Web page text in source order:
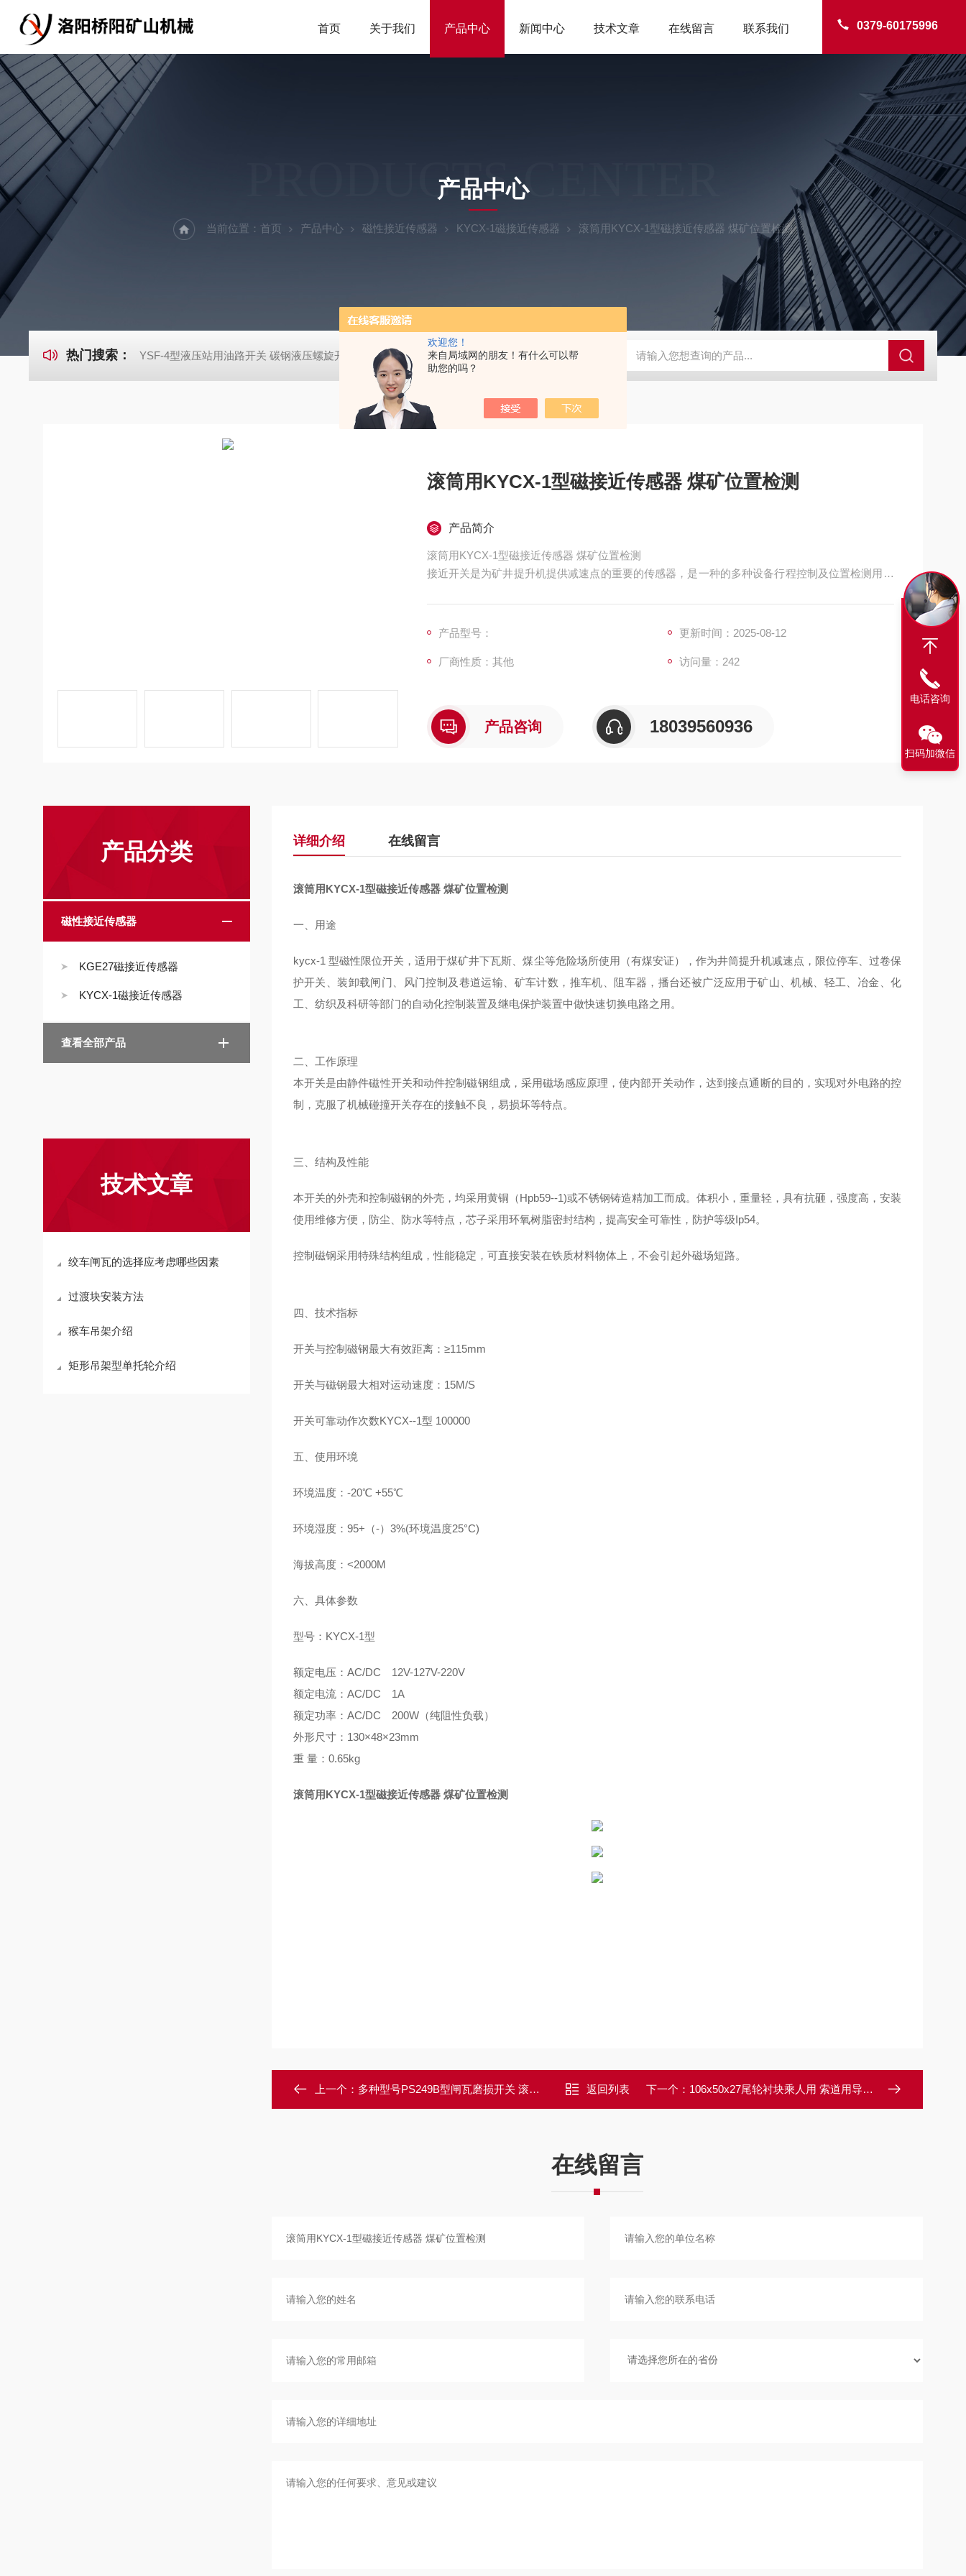
欢迎您！
来自局域网的朋友！有什么可以帮
助您的吗？
0379-60175996
首页 关于我们 产品中心 新闻中心 技术文章 在线留言 联系我们
PRODUCTS CENTER
产品中心
当前位置： 首页 产品中心 磁性接近传感器 KYCX-1磁接近传感器 滚筒用KYCX-1型磁接近传感器 煤矿位置检测
热门搜索： YSF-4型液压站用油路开关 碳钢液压螺旋开关 猴车配件橡胶轮衬 托压轮矿用斜井巷道用 矿用本安型行程开关KHXC24 井下机电设备 便携式移动液压系统总成 提升机
滚筒用KYCX-1型磁接近传感器 煤矿位置检测
产品简介
滚筒用KYCX-1型磁接近传感器 煤矿位置检测
接近开关是为矿井提升机提供减速点的重要的传感器，是一种的多种设备行程控制及位置检测用的
产品型号： 更新时间：2025-08-12
厂商性质：其他 访问量：242
产品咨询 18039560936
产品分类
磁性接近传感器
KGE27磁接近传感器
KYCX-1磁接近传感器
查看全部产品
技术文章
绞车闸瓦的选择应考虑哪些因素
过渡块安装方法
猴车吊架介绍
矩形吊架型单托轮介绍
详细介绍 在线留言
滚筒用KYCX-1型磁接近传感器 煤矿位置检测
一、用途
kycx-1 型磁性限位开关，适用于煤矿井下瓦斯、煤尘等危险场所使用 （有煤安证）
，作为井筒提升机减速点，限位停车、过卷保
护开关、装卸载闸门、风门控制及巷道运输、矿车计数，推车机、阻车器，播台还被广泛应用于矿山、机械、轻工、冶金、化
工、纺织及科研等部门的自动化控制装置及继电保护装置中做快速切换电路之用。
二、工作原理
本开关是由静件磁性开关和动件控制磁钢组成，采用磁场感应原理，使内部开关动作，达到接点通断的目的，实现对外电路的控
制，克服了机械碰撞开关存在的接触不良，易损坏等特点。
三、结构及性能
本开关的外壳和控制磁钢的外壳，均采用黄铜（Hpb59--1)或不锈钢铸造精加工而成。体积小，重量轻，具有抗砸 ， 强度高 ，安装
使用维修方便，防尘、防水等特点，芯子采用环氧树脂密封结构，提高安全可靠性，防护等级Ip54。
控制磁钢采用特殊结构组成，性能稳定，可直接安装在铁质材料物体上，不会引起外磁场短路。
四、技术指标
开关与控制磁钢最大有效距离： ≥115mm
开关与磁钢最大相对运动速度： 15M/S
开关可靠动作次数KYCX--1型 100000
五、 使用环境
环境温度： -20℃ +55℃
环境湿度： 95+（-）3%(环境温度25°C)
海拔高度：<2000M
六、 具体参数
型号： KYCX-1型
额定电压： AC/DC 12V-127V-220V
额定电流： AC/DC 1A
额定功率： AC/DC 200W（纯阻性负载）
外形尺寸： 130×48×23mm
重 量： 0.65kg
滚筒用KYCX-1型磁接近传感器 煤矿位置检测
上一个： 多种型号PS249B型闸瓦磨损开关 滚筒制动用磨损检测 返回列表 下一个： 106x50x27尾轮衬块乘人用 索道用导向轮衬块
在线留言
电话咨询
扫码加微信